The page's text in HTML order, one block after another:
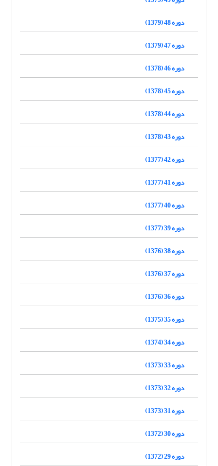
دوره 48 (1379)
دوره 47 (1379)
دوره 46 (1378)
دوره 45 (1378)
دوره 44 (1378)
دوره 43 (1378)
دوره 42 (1377)
دوره 41 (1377)
دوره 40 (1377)
دوره 39 (1377)
دوره 38 (1376)
دوره 37 (1376)
دوره 36 (1376)
دوره 35 (1375)
دوره 34 (1374)
دوره 33 (1373)
دوره 32 (1373)
دوره 31 (1373)
دوره 30 (1372)
دوره 29 (1372)